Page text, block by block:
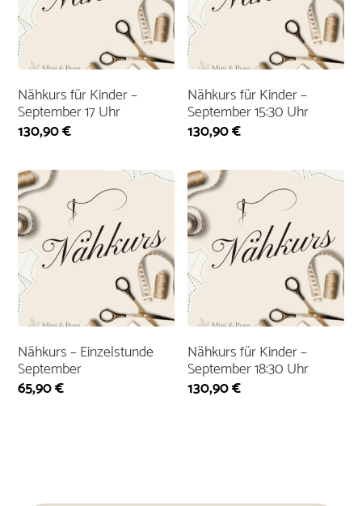
Nähkurs für Kinder –
September 17 Uhr
130,90€
Nähkurs für Kinder –
September 15:30 Uhr
130,90€
Nähkurs – Einzelstunde
September
65,90€
Nähkurs für Kinder –
September 18:30 Uhr
130,90€